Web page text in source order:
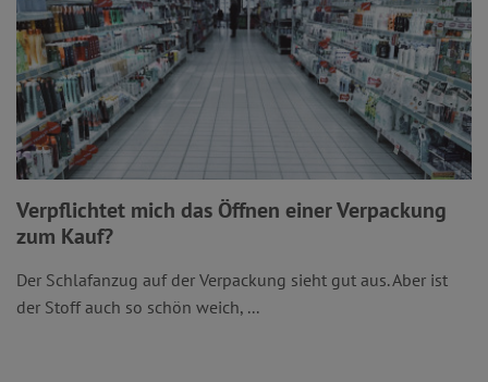
Verpflichtet mich das Öffnen einer Verpackung
zum Kauf?
Der Schlafanzug auf der Verpackung sieht gut aus. Aber ist
der Stoff auch so schön weich, ...